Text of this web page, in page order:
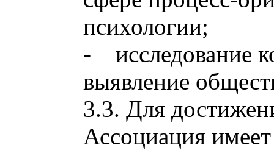
психологии;
- исследование
выявление
3.3. Для
Ассоциация